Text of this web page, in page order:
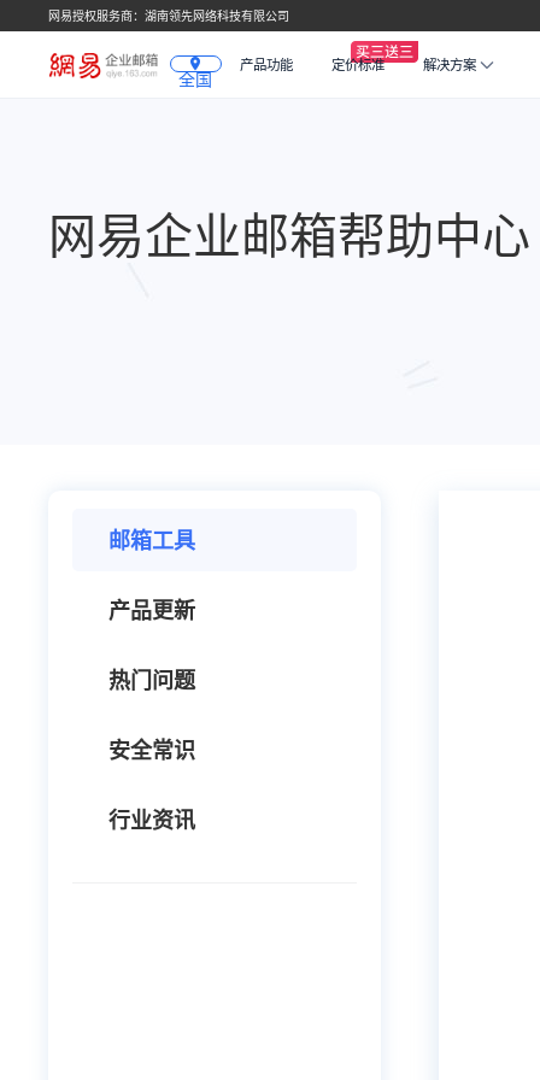
网易授权服务商：湖南领先网络科技有限公司
全国
产品功能 定价标准 解决方案
网易企业邮箱帮助中心
邮箱工具
产品更新
热门问题
安全常识
行业资讯